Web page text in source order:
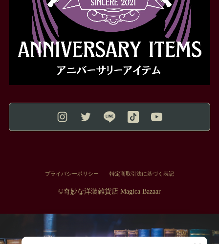
プライバシーポリシー 特定商取引法に基づく表記
©︎奇妙な洋装雑貨店 Magica Bazaar